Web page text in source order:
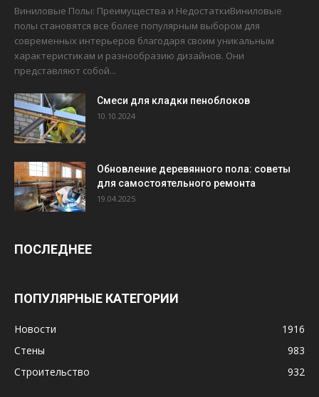
Виниловые Полы: Преимущества и НедостаткиВиниловые
полы становятся все более популярным выбором для
современных интерьеров благодаря своим уникальным
характеристикам и разнообразию дизайнов. Они
представляют собой...
Смеси для кладки пеноблоков
10.10.2024
Обновление деревянного пола: советы
для самостоятельного ремонта
19.04.2025
ПОСЛЕДНЕЕ
ПОПУЛЯРНЫЕ КАТЕГОРИИ
Новости
1916
Стены
983
Строительство
932